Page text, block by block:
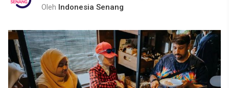
Oleh Indonesia Senang